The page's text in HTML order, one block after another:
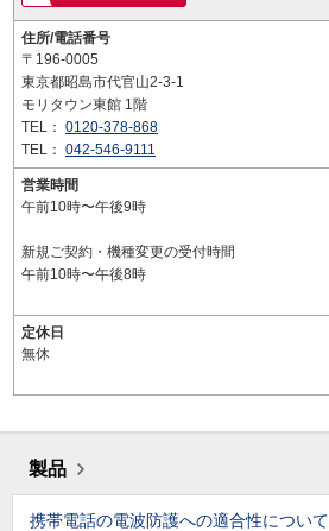
住所/電話番号
〒196-0005
東京都昭島市代官山2-3-1
モリタウン東館 1階
TEL： 0120-378-868
TEL： 042-546-9111
営業時間
午前10時〜午後9時
新規ご契約・機種変更の受付時間
午前10時〜午後8時
定休日
無休
製品
携帯電話の電波防護への適合性について